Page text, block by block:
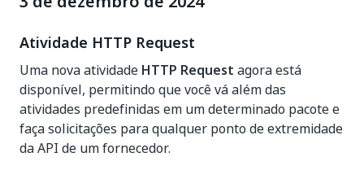
Atividade HTTP Request
Uma nova atividade HTTP Request agora está
disponível, permitindo que você vá além das
atividades predefinidas em um determinado pacote e
faça solicitações para qualquer ponto de extremidade
da API de um fornecedor.